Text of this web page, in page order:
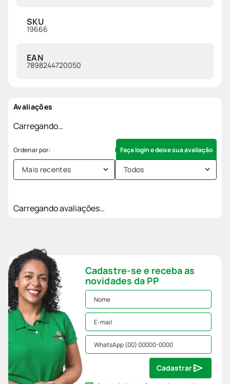
SKU
19666
EAN
7898244720050
Avaliações
Carregando…
Faça login e deixe sua avaliação
Mais recentes Todos
Carregando avaliações…
Cadastre-se e receba as
novidades da PP
Cadastrar